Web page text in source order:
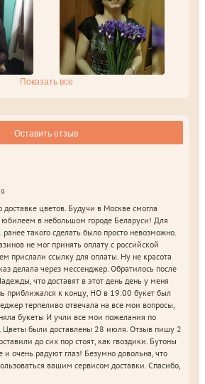
Показать все
Оставить отзыв
цветов. Будучи в Москве смогла
в небольшом городе Беларуси! Для
ранее такого сделать было просто невозможно.
не мог принять оплату с российской
прислали ссылку для оплаты. Ну не красота
делала через мессенджер. Обратилось после
что доставят в этот день день у меня
приближался к концу, НО в 19:00 букет был
терпеливо отвечала на все мои вопросы,
букеты И учли все мои пожелания по
Цветы были доставлены 28 июля. Отзыв пишу 2
до сих пор стоят, как гвоздики. Бутоны
и очень радуют глаз! Безумно довольна, что
вашим сервисом доставки. Спасибо,